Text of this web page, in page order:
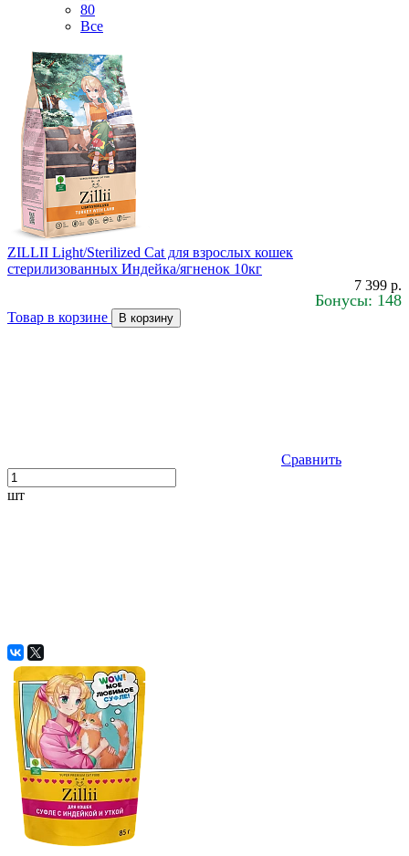
80
Все
ZILLII Light/Sterilized Cat для взрослых кошек
стерилизованных Индейка/ягненок 10кг
7 399 р.
Бонусы: 148
Товар в корзине В корзину
Сравнить
шт